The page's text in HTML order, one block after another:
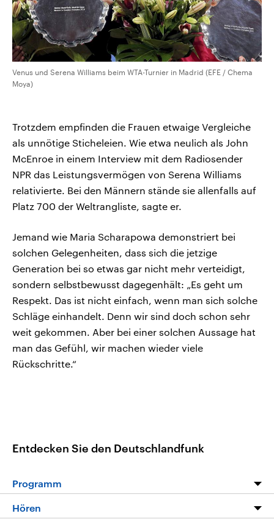
Venus und Serena Williams beim WTA-Turnier in Madrid (EFE / Chema
Moya)
Trotzdem empfinden die Frauen etwaige Vergleiche
als unnötige Sticheleien. Wie etwa neulich als John
McEnroe in einem Interview mit dem Radiosender
NPR das Leistungsvermögen von Serena Williams
relativierte. Bei den Männern stände sie allenfalls auf
Platz 700 der Weltrangliste, sagte er.
Jemand wie Maria Scharapowa demonstriert bei
solchen Gelegenheiten, dass sich die jetzige
Generation bei so etwas gar nicht mehr verteidigt,
sondern selbstbewusst dagegenhält: „Es geht um
Respekt. Das ist nicht einfach, wenn man sich solche
Schläge einhandelt. Denn wir sind doch schon sehr
weit gekommen. Aber bei einer solchen Aussage hat
man das Gefühl, wir machen wieder viele
Rückschritte.“
Entdecken Sie den Deutschlandfunk
Programm
Programm
Hören